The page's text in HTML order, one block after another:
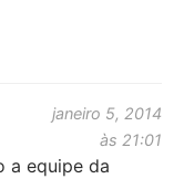
janeiro 5, 2014
às 21:01
a equipe da